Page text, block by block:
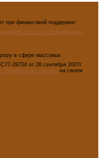
при финансовой поддержке:
Российской Федерации
в сфере массовых
29734 от 28 сентября 2007г.
"Введенской стороны" на своем